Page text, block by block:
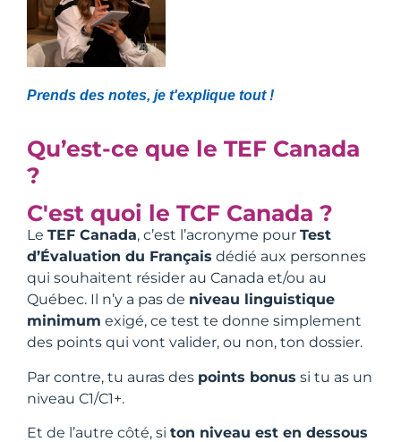
Prends des notes, je t'explique tout !
Qu’est-ce que le TEF Canada
?
C'est quoi le TCF Canada ?
Le TEF Canada, c’est l’acronyme pour Test
d’Évaluation du Français dédié aux personnes
qui souhaitent résider au Canada et/ou au
Québec. Il n’y a pas de niveau linguistique
minimum exigé, ce test te donne simplement
des points qui vont valider, ou non, ton dossier.
Par contre, tu auras des points bonus si tu as un
niveau C1/C1+.
Et de l’autre côté, si ton niveau est en dessous